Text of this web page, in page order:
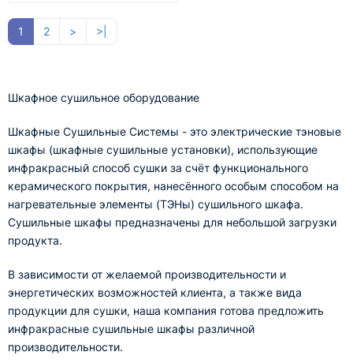
1 2 > >|
Шкафное сушильное оборудование
Шкафные Сушильные Системы - это электрические тэновые
шкафы (шкафные сушильные установки), использующие
инфракрасный способ сушки за счёт функционального
керамического покрытия, нанесённого особым способом на
нагревательные элементы (ТЭНы) сушильного шкафа.
Сушильные шкафы предназначены для небольшой загрузки
продукта.
В зависимости от желаемой производительности и
энергетических возможностей клиента, а также вида
продукции для сушки, наша компания готова предложить
инфракрасные сушильные шкафы различной
производительности.